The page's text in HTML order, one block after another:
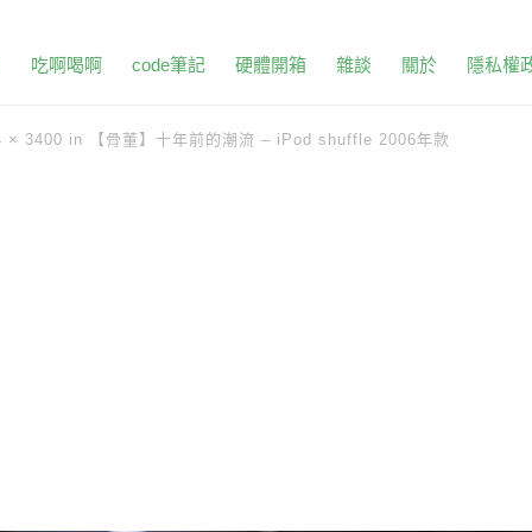
吃啊喝啊 code筆記 硬體開箱 雜談 關於 隱私權
× 3400 in 【骨董】十年前的潮流 – iPod shuffle 2006年款